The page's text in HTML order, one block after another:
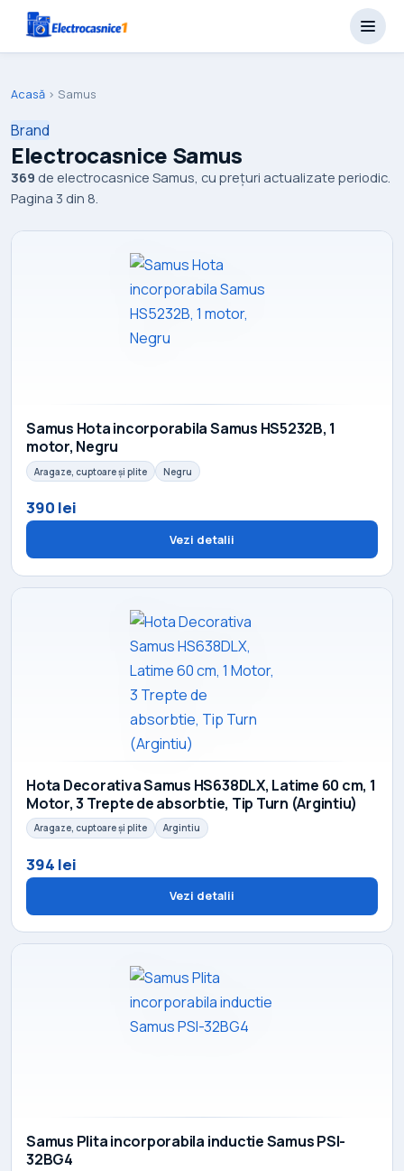
Acasă › Samus
Brand
Electrocasnice Samus
369 de electrocasnice Samus, cu prețuri actualizate periodic.
Pagina 3 din 8.
Samus Hota incorporabila Samus HS5232B, 1
motor, Negru
Aragaze, cuptoare și plite Negru
390 lei
Vezi detalii
Hota Decorativa Samus HS638DLX, Latime 60 cm, 1
Motor, 3 Trepte de absorbtie, Tip Turn (Argintiu)
Aragaze, cuptoare și plite Argintiu
394 lei
Vezi detalii
Samus Plita incorporabila inductie Samus PSI-
32BG4